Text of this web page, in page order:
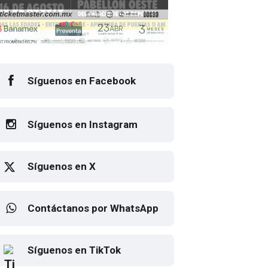
Síguenos en Facebook
Síguenos en Instagram
Síguenos en X
Contáctanos por WhatsApp
Síguenos en TikTok
Elton John regresa a CDMX
para despedirse en el Estadio